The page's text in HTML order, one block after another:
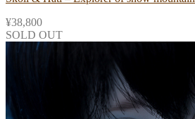
¥38,800
SOLD OUT